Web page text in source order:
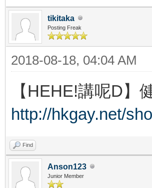
tikitaka
Posting Freak
2018-08-18, 04:04 AM
【HEHE!講呢D】
http://hkgay.net/
Find
Anson123
Junior Member